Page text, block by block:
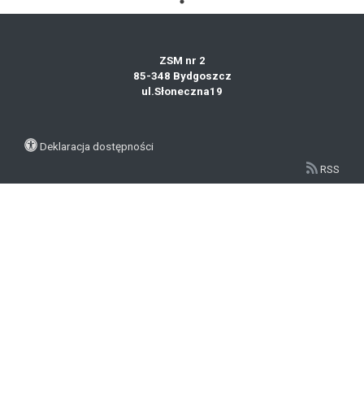
ZSM nr 2
85-348 Bydgoszcz
ul.Słoneczna19
Deklaracja dostępności
RSS